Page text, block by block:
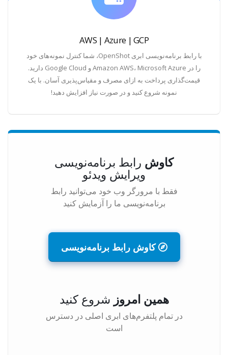
AWS | Azure | GCP
با رابط برنامه‌نویسی ابری OpenShot، شما کنترل نمونه‌های خود
را در Amazon AWS، Microsoft Azure و Google Cloud دارید.
قیمت‌گذاری پرداخت به ازای مصرف و مقیاس‌پذیری آسان. با یک
نمونه شروع کنید و در صورت نیاز افزایش دهید!
کاوش رابط برنامه‌نویسی
ویرایش ویدئو
فقط با مرورگر وب خود می‌توانید رابط
برنامه‌نویسی ما را آزمایش کنید
کاوش رابط برنامه‌نویسی
همین امروز شروع کنید
در تمام پلتفرم‌های ابری اصلی در دسترس
است